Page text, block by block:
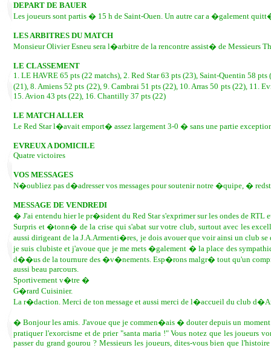
DEPART DE BAUER
Les joueurs sont partis � 15 h de Saint-Ouen. Un autre car a �galement
LES ARBITRES DU MATCH
Monsieur Olivier Esneu sera l�arbitre de la rencontre assist� de Messieurs
LE CLASSEMENT
1. LE HAVRE 65 pts (22 matchs), 2. Red Star 63 pts (23), Saint-Quentin 58
(21), 8. Amiens 52 pts (22), 9. Cambrai 51 pts (22), 10. Arras 50 pts (22), 11.
15. Avion 43 pts (22), 16. Chantilly 37 pts (22)
LE MATCH ALLER
Le Red Star l�avait emport� assez largement 3-0 � sans une partie
EVREUX A DOMICILE
Quatre victoires
VOS MESSAGES
N�oubliez pas d�adresser vos messages pour soutenir notre �quipe, �
MESSAGE DE VENDREDI
� J'ai entendu hier le pr�sident du Red Star s'exprimer sur les ondes de
Surpris et �tonn� de la crise qui s'abat sur votre club, surtout avec les
aussi dirigeant de la J.A.Armenti�res, je dois avouer que voir ainsi un club
je suis clubiste et j'avoue que je me mets �galement � la place des
d��us de la tournure des �v�nements. Esp�rons malgr� tout qu'un
aussi beau parcours.
Sportivement v�tre �
G�rard Cuisinier.
La r�daction. Merci de ton message et aussi merci de l�accueil du club
� Bonjour les amis. J'avoue que je commen�ais � douter depuis un
pratiquer l'exorcisme et de prier "santa maria !" Vous notez que les
passer du grand gourou ? Messieurs les joueurs, dites-vous bien que